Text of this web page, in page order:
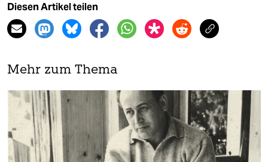
Diesen Artikel teilen
Mehr zum Thema